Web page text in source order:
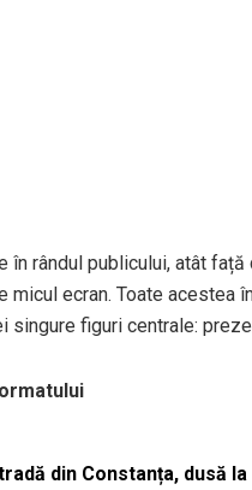
rândul publicului, atât față
ecran. Toate acestea
singure figuri centrale:
din Constanța, dusă